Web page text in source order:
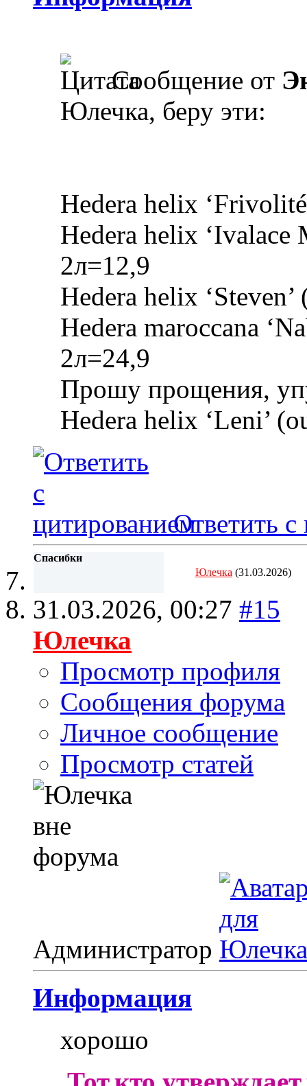
Сообщение от
Юлечка, беру эти:
Hedera helix
Hedera helix ‘Ivalace
2л=12,9
Hedera helix
Hedera maroccana
2л=24,9
Прошу прощения,
Hedera helix ‘Leni’
Ответить с
Спасибки
Юлечка (31.03.2026)
31.03.2026, 00:27 #15
Юлечка
Просмотр профиля
Сообщения форума
Личное сообщение
Просмотр статей
Администратор
Информация
хорошо